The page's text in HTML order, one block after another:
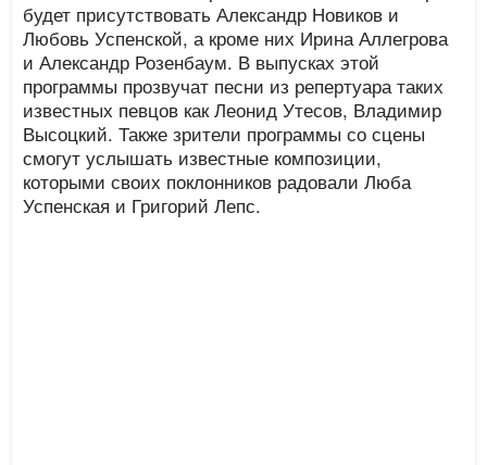
будет присутствовать Александр Новиков и
Любовь Успенской, а кроме них Ирина Аллегрова
и Александр Розенбаум. В выпусках этой
программы прозвучат песни из репертуара таких
известных певцов как Леонид Утесов, Владимир
Высоцкий. Также зрители программы со сцены
смогут услышать известные композиции,
которыми своих поклонников радовали Люба
Успенская и Григорий Лепс.